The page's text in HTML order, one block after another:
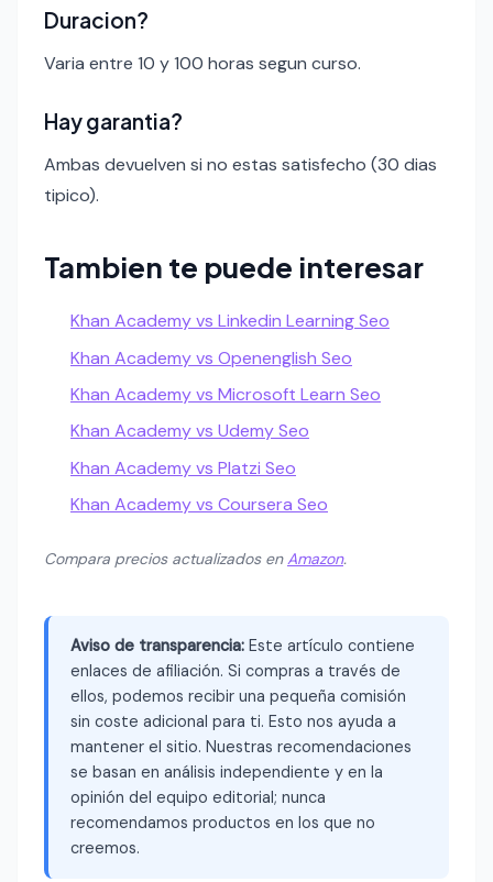
Duracion?
Varia entre 10 y 100 horas segun curso.
Hay garantia?
Ambas devuelven si no estas satisfecho (30 dias
tipico).
Tambien te puede interesar
Khan Academy vs Linkedin Learning Seo
Khan Academy vs Openenglish Seo
Khan Academy vs Microsoft Learn Seo
Khan Academy vs Udemy Seo
Khan Academy vs Platzi Seo
Khan Academy vs Coursera Seo
Compara precios actualizados enAmazon.
Aviso de transparencia: Este artículo contiene
enlaces de afiliación. Si compras a través de
ellos, podemos recibir una pequeña comisión
sin coste adicional para ti. Esto nos ayuda a
mantener el sitio. Nuestras recomendaciones
se basan en análisis independiente y en la
opinión del equipo editorial; nunca
recomendamos productos en los que no
creemos.